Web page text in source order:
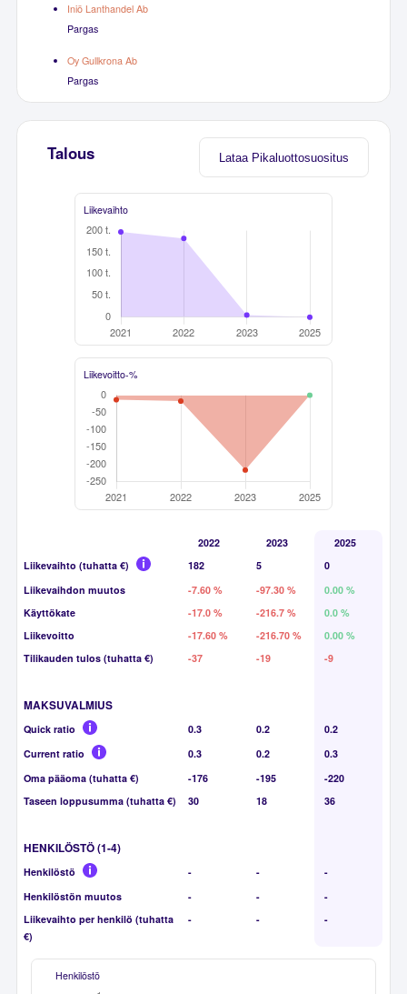
Iniö Lanthandel Ab
Pargas
Oy Gullkrona Ab
Pargas
Lataa Pikaluottosuositus
Talous
Liikevaihto
Liikevoitto-%
2022 2023
2025
Liikevaihto (tuhatta €)
182 5
0
Liikevaihdon muutos
-7.60 % -97.30 %
0.00 %
Käyttökate
-17.0 % -216.7 %
0.0 %
Liikevoitto
-17.60 % -216.70 %
0.00 %
Tilikauden tulos (tuhatta €)
-37 -19 -9
MAKSUVALMIUS
Quick ratio 0.3 0.2
0.2
Current ratio
0.3 0.2
0.3
Oma pääoma (tuhatta €)
-176 -195
-220
Taseen loppusumma (tuhatta €)
30 18 36
HENKILÖSTÖ (1-4)
Henkilöstö - -
-
Henkilöstön muutos
- -
-
Liikevaihto per henkilö (tuhatta
€)
- - -
Henkilöstö